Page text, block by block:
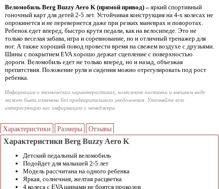
Веломобиль Berg Buzzy Aero K (прямой привод) – яркий спортивный
гоночный карт для детей 2-5 лет. Устойчивая конструкция на 4-х колесах не
опрокинется и не перевернется даже при резких маневрах и поворотах.
Ребенок едет вперед, быстро крутя педали, как на велосипеде. Это не
только веселая забава, игра и соревнование, но и отличный тренажер для
ног. А также хороший повод провести время на свежем воздухе с друзьями.
Шины с покрытием EVA хорошо держат сцепление с поверхностью
дороги. Веломобиль едет не только вперед, но и назад, объезжая
препятствия. Положение руля и сидения можно отрегулировать под рост
ребенка.
Информация о технических характеристиках, комплекте поставки и внешнем виде
может быть изменена без предварительного уведомления. Уточняйте всю
интересующую вас информацию у менеджера.
Характеристики Размеры Отзывы
Характеристики Berg Buzzy Aero K
Детский педальный веломобиль
Подойдет для малышей 2-5 лет
Модель рассчитана на одного ребенка
Яркая, солнечная, желтая расцветка
4 колеса с EVA шинами не боятся проколов